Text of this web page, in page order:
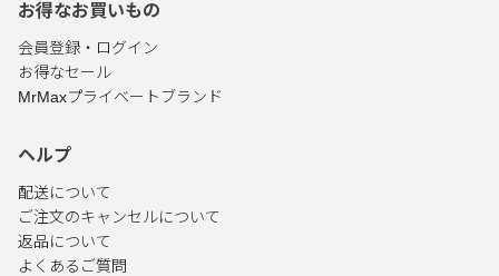
お得なお買いもの
会員登録・ログイン
お得なセール
MrMaxプライベートブランド
ヘルプ
配送について
ご注文のキャンセルについて
返品について
よくあるご質問